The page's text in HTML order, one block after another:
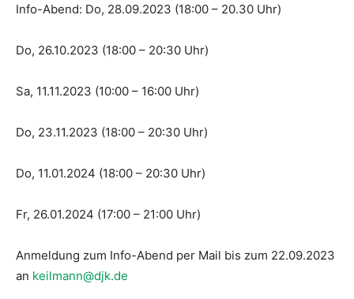
Info-Abend: Do, 28.09.2023 (18:00 – 20.30 Uhr)
Do, 26.10.2023 (18:00 – 20:30 Uhr)
Sa, 11.11.2023 (10:00 – 16:00 Uhr)
Do, 23.11.2023 (18:00 – 20:30 Uhr)
Do, 11.01.2024 (18:00 – 20:30 Uhr)
Fr, 26.01.2024 (17:00 – 21:00 Uhr)
Anmeldung zum Info-Abend per Mail bis zum 22.09.2023
an keilmann@djk.de